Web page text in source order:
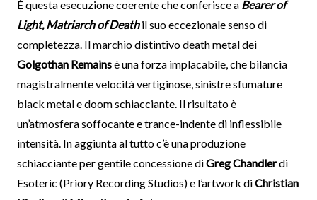
È questa esecuzione coerente che conferisce a Bearer of
Light, Matriarch of Deathil suo eccezionale senso di
completezza. Il marchio distintivo death metal dei
Golgothan Remainsè una forza implacabile, che bilancia
magistralmente velocità vertiginose, sinistre sfumature
black metal e doom schiacciante. Il risultato è
un’atmosfera soffocante e trance-indente di inflessibile
intensità. In aggiunta al tutto c’è una produzione
schiacciante per gentile concessione diGreg Chandlerdi
Esoteric (Priory Recording Studios) e l’artwork diChristian